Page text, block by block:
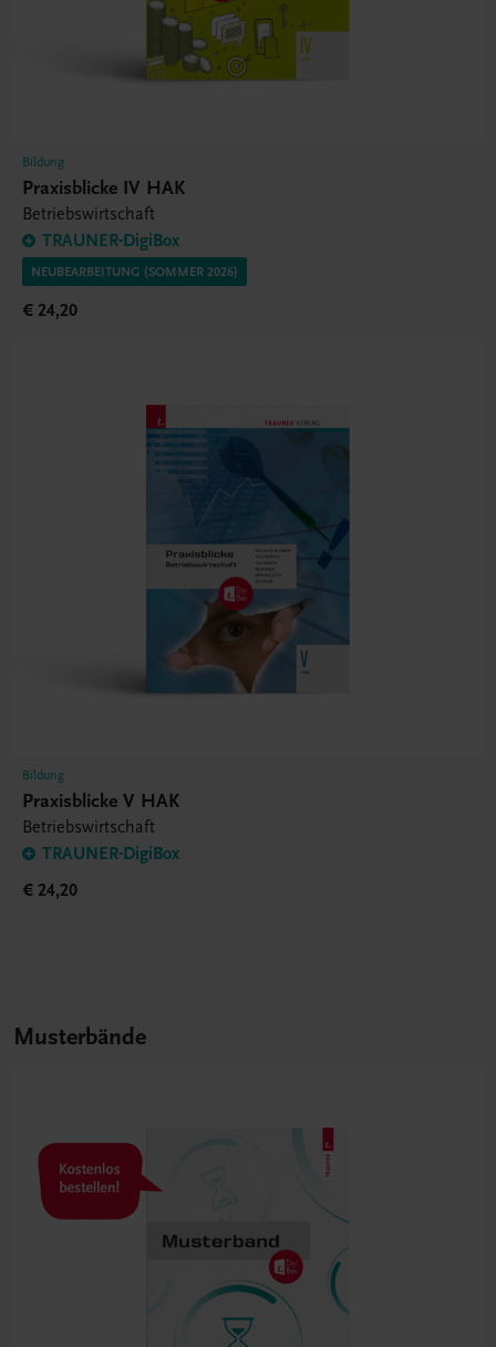
Bildung
Praxisblicke IV HAK
Betriebswirtschaft
TRAUNER-DigiBox
NEUBEARBEITUNG (SOMMER 2026)
€ 24,20
Bildung
Praxisblicke V HAK
Betriebswirtschaft
TRAUNER-DigiBox
€ 24,20
Musterbände